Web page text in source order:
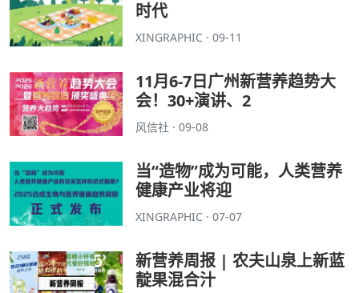
时代
XINGRAPHIC · 09-11
11月6-7日广州新营养趋势大
会！30+演讲、2
风信社 · 09-08
当“造物”成为可能，人类营养
健康产业将迎
XINGRAPHIC · 07-07
新营养周报 | 农夫山泉上新蓝
靛果混合汁